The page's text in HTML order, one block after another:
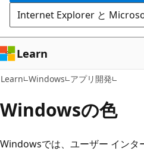
ス
キ
ッ
プ
Internet Explorer と
Learn
Learn Windows アプリ開発
Windowsの色
Windowsでは、ユーザー インタ